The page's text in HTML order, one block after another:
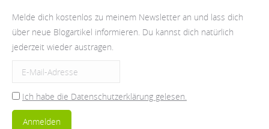
Melde dich kostenlos zu meinem Newsletter an und lass dich
über neue Blogartikel informieren. Du kannst dich natürlich
jederzeit wieder austragen.
Ich habe die Datenschutzerklärung gelesen.